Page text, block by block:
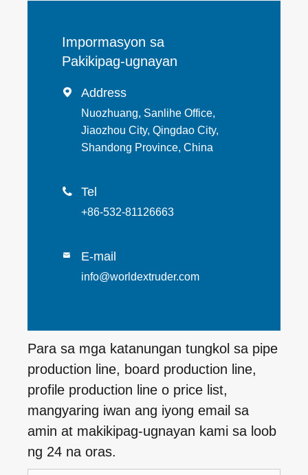
Impormasyon sa
Pakikipag-ugnayan
 Address
Nuozhuang, Sanlihe Office,
Jiaozhou City, Qingdao City,
Shandong Province, China
 Tel
+86-532-81126663
 E-mail
info@worldextruder.com
Para sa mga katanungan tungkol sa pipe
production line, board production line,
profile production line o price list,
mangyaring iwan ang iyong email sa
amin at makikipag-ugnayan kami sa loob
ng 24 na oras.